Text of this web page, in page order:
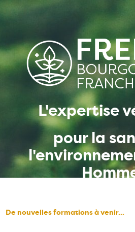
L'expertise
pour la
De nouvelles formations à venir...